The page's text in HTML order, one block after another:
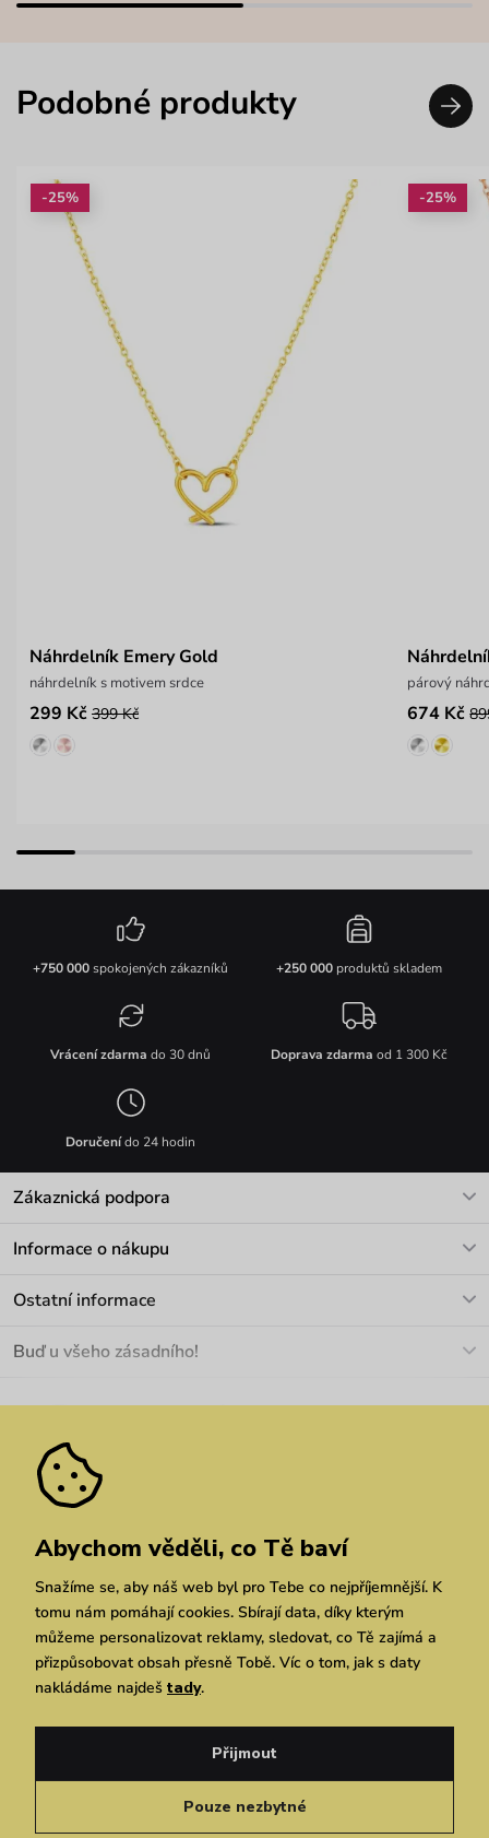
Podobné produkty
-25%
Náhrdelník Emery Gold
náhrdelník s motivem srdce
299 Kč 399 Kč
-25%
párový
674 Kč
+750 000spokojených zákazníků +250 000produktů skladem
Vrácení zdarma do 30 dnů Doprava zdarma od 1 300 Kč
Doručenído 24 hodin
Zákaznická podpora
Informace o nákupu
Materiály a údržba
Pozáruční opravy
Ostatní informace
Velkoobchod
We Care
Dárkové poukazy
Vuchlook
Prodejny
Praha Brno Chrudim
Buď u všeho zásadního!
Zásady ochrany osobních údajů
Simplia.cz
Zásady ochrany osobních údajů
Čeština
Abychom věděli, co Tě baví
Snažíme se, aby náš web byl pro Tebe co nejpříjemnější. K
tomu nám pomáhají cookies. Sbírají data, díky kterým
můžeme personalizovat reklamy, sledovat, co Tě zajímá a
přizpůsobovat obsah přesně Tobě. Víc o tom, jak s daty
nakládáme najdeš tady.
Pouze nezbytné
Přijmout